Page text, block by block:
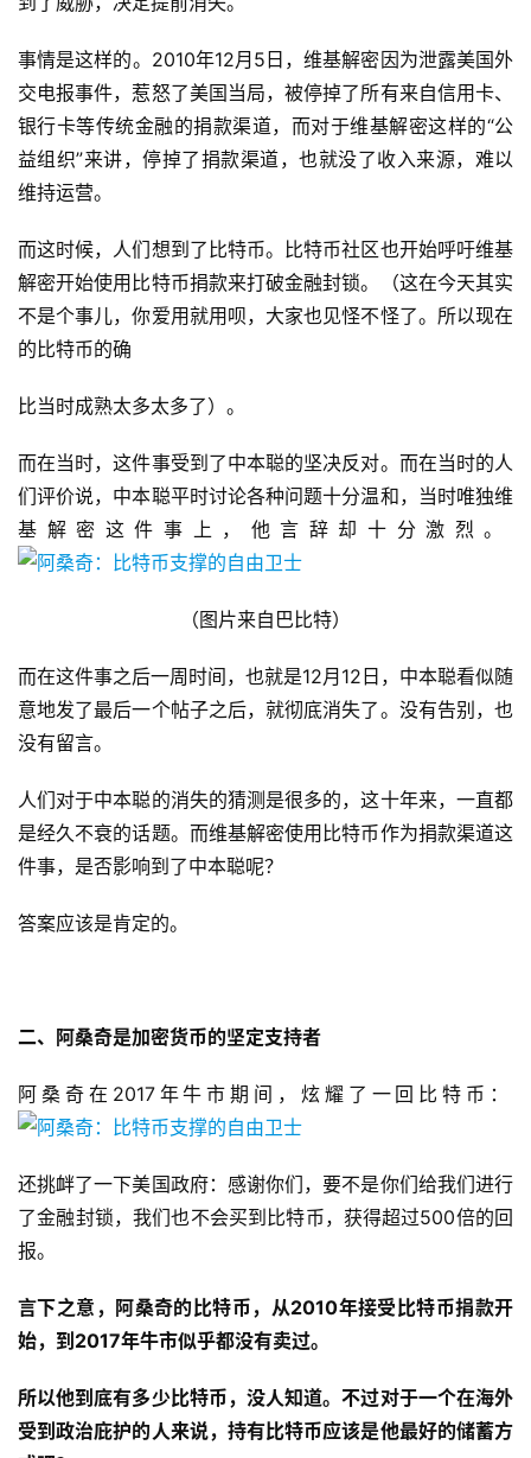
事情是这样的。2010年12月5日，维基解密因为泄露美国外
交电报事件，惹怒了美国当局，被停掉了所有来自信用卡、
银行卡等传统金融的捐款渠道，而对于维基解密这样的“公
益组织”来讲，停掉了捐款渠道，也就没了收入来源，难以
维持运营。
而这时候，人们想到了比特币。比特币社区也开始呼吁维基
解密开始使用比特币捐款来打破金融封锁。（这在今天其实
不是个事儿，你爱用就用呗，大家也见怪不怪了。所以现在
的比特币的确
比当时成熟太多太多了）。
而在当时，这件事受到了中本聪的坚决反对。而在当时的人
们评价说，中本聪平时讨论各种问题十分温和，当时唯独维
基解密这件事上，他言辞却十分激烈。​
（图片来自巴比特）
而在这件事之后一周时间，也就是12月12日，中本聪看似随
意地发了最后一个帖子之后，就彻底消失了。没有告别，也
没有留言。
人们对于中本聪的消失的猜测是很多的，这十年来，一直都
是经久不衰的话题。而维基解密使用比特币作为捐款渠道这
件事，是否影响到了中本聪呢？
答案应该是肯定的。
二、阿桑奇是加密货币的坚定支持者
阿桑奇在2017年牛市期间，炫耀了一回比特币：​
还挑衅了一下美国政府：感谢你们，要不是你们给我们进行
了金融封锁，我们也不会买到比特币，获得超过500倍的回
报。
言下之意，阿桑奇的比特币，从2010年接受比特币捐款开
始，到2017年牛市似乎都没有卖过。
所以他到底有多少比特币，没人知道。不过对于一个在海外
受到政治庇护的人来说，持有比特币应该是他最好的储蓄方